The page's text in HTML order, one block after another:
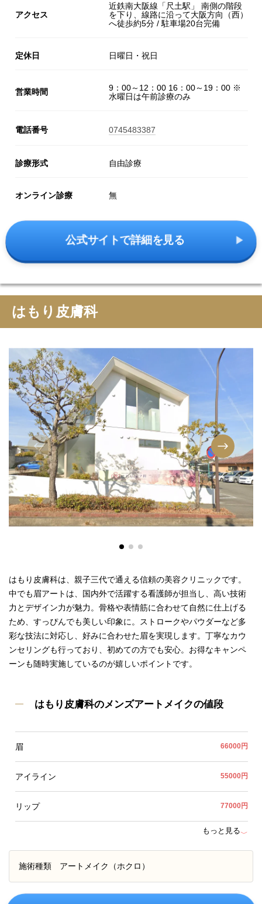
アクセス
近鉄南大阪線「尺土駅」 南側の階段
を下り、線路に沿って大阪方向（西）
へ徒歩約5分 / 駐車場20台完備
定休日 日曜日・祝日
営業時間
9：00～12：00 16：00～19：00 ※
水曜日は午前診療のみ
電話番号 0745483387
診療形式 自由診療
オンライン診療 無
公式サイトで詳細を見る
はもり皮膚科
はもり皮膚科は、親子三代で通える信頼の美容クリニックです。
中でも眉アートは、国内外で活躍する看護師が担当し、高い技術
力とデザイン力が魅力。骨格や表情筋に合わせて自然に仕上げる
ため、すっぴんでも美しい印象に。ストロークやパウダーなど多
彩な技法に対応し、好みに合わせた眉を実現します。丁寧なカウ
ンセリングも行っており、初めての方でも安心。お得なキャンペ
ーンも随時実施しているのが嬉しいポイントです。
はもり皮膚科のメンズアートメイクの値段
眉 66000円
アイライン 55000円
リップ 77000円
もっと見る﹀
施術種類 アートメイク（ホクロ）